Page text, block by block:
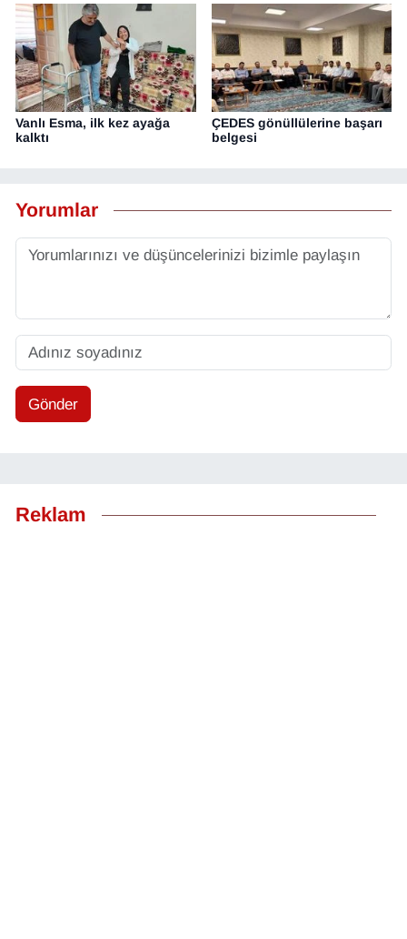
Vanlı Esma, ilk kez ayağa
kalktı
ÇEDES gönüllülerine başarı
belgesi
Yorumlar
Gönder
Reklam